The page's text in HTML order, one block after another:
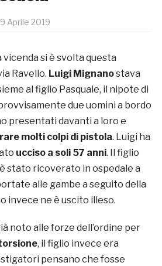
9 Aprile 2019
si è svolta questa
Ravello. Luigi Mignanostava
al figlio Pasquale, il nipote di
due uomini a bordo
presentati davanti a loro e
molti colpi di pistola. Luigi ha
ucciso a soli 57 anni. Il figlio
è stato ricoverato in ospedale a
alle gambe a seguito della
invece ne è uscito illeso.
noto alle forze dell’ordine per
, il figlio invece era
pensano che fosse